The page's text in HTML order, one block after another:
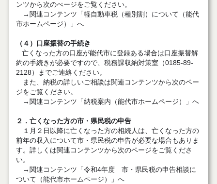
ンツから次のぺージをご覧ください。
→関連コンテンツ「軽自動車税（種別割）について（能代
市ホームページ）」へ
（４）口座振替の手続き
亡くなった方の口座が能代市に登録ある場合は口座振替解
約の手続きが必要ですので、税務課収納対策室（0185-89-
2128）までご連絡ください。
また、納税の詳しいご相談は関連コンテンツから次のペー
ジをご覧ください。
→関連コンテンツ「納税案内（能代市ホームページ）」へ
２． 亡くなった方の市・県民税の申告
１月２日以降に亡くなった方の相続人は、亡くなった方の
前年の収入について市・県民税の申告が必要な場合もありま
す。詳しくは関連コンテンツから次のページをご覧くださ
い。
→関連コンテンツ「令和4年度 市・県民税の申告相談に
ついて（能代市ホームページ）」へ